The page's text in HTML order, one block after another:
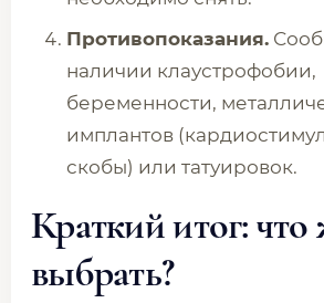
Противопоказания.
наличии клаустрофобии,
беременности,
имплантов
скобы) или татуировок.
Краткий итог: что
выбрать?